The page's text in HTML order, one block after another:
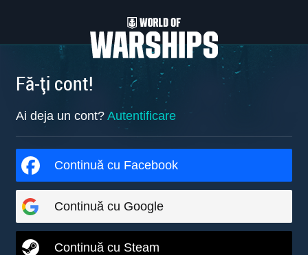
Fă-ți cont!
Ai deja un cont? Autentificare
Continuă cu Facebook
Continuă cu Google
Continuă cu Steam